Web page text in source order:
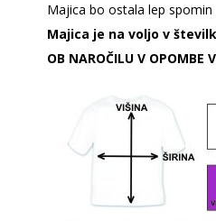
Majica bo ostala lep
Majica je na voljo v
OB NAROČILU V OPOMBE